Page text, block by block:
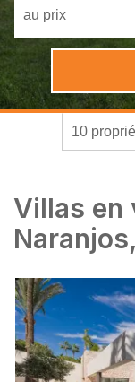
au prix
10
Villas en